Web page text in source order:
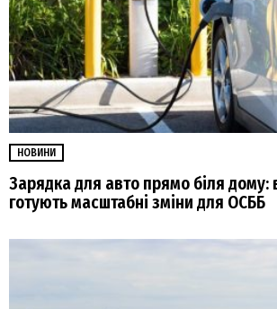
НОВИНИ
Зарядка для авто прямо біля дому:
готують масштабні зміни для ОСББ